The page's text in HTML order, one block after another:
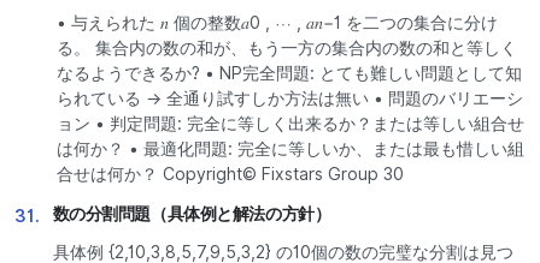
• 与えられた 𝑛 個の整数𝑎0 , ⋯ , 𝑎𝑛−1 を二つの集合に分け
る。 集合内の数の和が、もう一方の集合内の数の和と等しく
なるようできるか? • NP完全問題: とても難しい問題として知
られている → 全通り試すしか方法は無い • 問題のバリエーシ
ョン • 判定問題: 完全に等しく出来るか？または等しい組合せ
は何か？ • 最適化問題: 完全に等しいか、または最も惜しい組
合せは何か？ Copyright© Fixstars Group 30
31.
数の分割問題（具体例と解法の方針）
具体例 {2,10,3,8,5,7,9,5,3,2} の10個の数の完璧な分割は見つ